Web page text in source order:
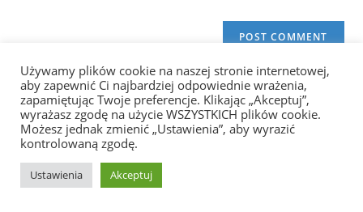
Facebook
LinkedIn
YouTube
Najnowsze artykuły
Używamy plików cookie na naszej stronie internetowej,
aby zapewnić Ci najbardziej odpowiednie wrażenia,
zapamiętując Twoje preferencje. Klikając „Akceptuj”,
wyrażasz zgodę na użycie WSZYSTKICH plików cookie.
Możesz jednak zmienić „Ustawienia”, aby wyrazić
kontrolowaną zgodę.
Ustawienia Akceptuj